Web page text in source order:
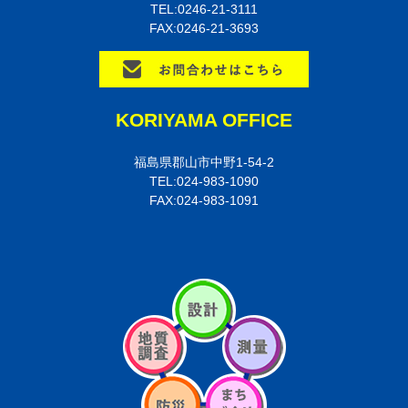
TEL:0246-21-3111
FAX:0246-21-3693
KORIYAMA OFFICE
福島県郡山市中野1-54-2
TEL:024-983-1090
FAX:024-983-1091